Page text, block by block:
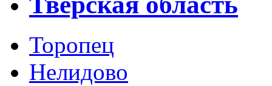
Торопец
Нелидово